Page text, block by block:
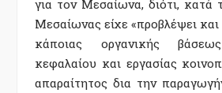
για τον Μεσαίωνα, διότι, κατά
Μεσαίωνας είχε «προβλέψει και
κάποιας οργανικής
κεφαλαίου και εργασίας
απαραίτητος δια την